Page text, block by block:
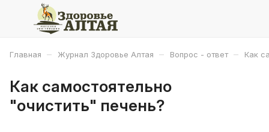
Главная – Журнал Здоровье Алтая – Вопрос - ответ – Как
Как самостоятельно
"очистить" печень?